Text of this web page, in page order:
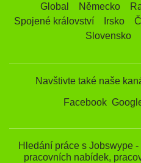
Global Německo
Spojené království
Irsko
Slovensko
Navštivte také naše
Facebook
Hledání práce s Jobswype
pracovních nabídek,